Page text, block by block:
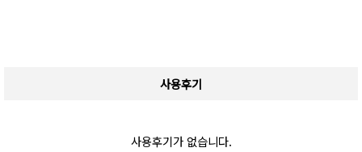
사용후기
사용후기가 없습니다.